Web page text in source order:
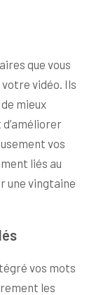
que vous
vidéo. Ils
mieux
vos
liés au
une vingtaine
vos mots
les